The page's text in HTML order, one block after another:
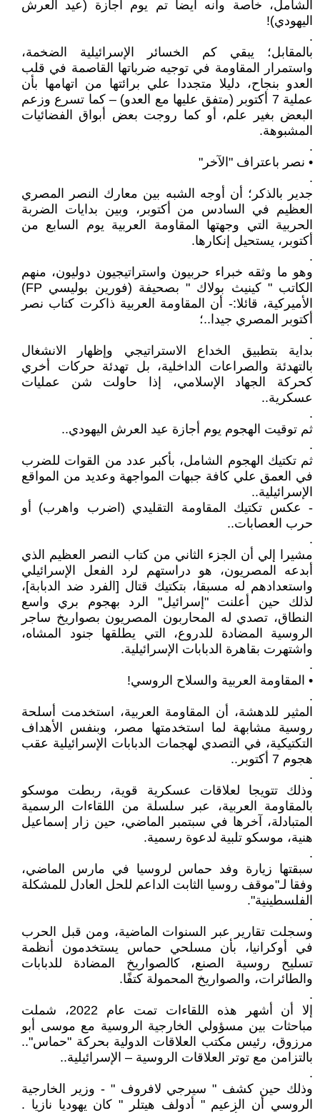
الشامل، خاصة وأنه أيضا تم يوم أجازة (عيد العرش
اليهودي)!
.
بالمقابل؛ يبقي كم الخسائر الإسرائيلية الضخمة،
واستمرار المقاومة في توجيه ضرباتها القاصمة في قلب
العدو بنجاح، دليلا متجددا علي برائتها من اتهامها بأن
عملية 7 أكتوبر (متفق عليها مع العدو) – كما تسرع وزعم
البعض بغير علم، أو كما روجت بعض أبواق الفضائيات
المشبوهة.
.
• نصر باعتراف "الآخر"
.
جدير بالذكر؛ أن أوجه الشبه بين معارك النصر المصري
العظيم في السادس من أكتوبر، وبين بدايات الضربة
الحربية التي وجهتها المقاومة العربية يوم السابع من
أكتوبر، يستحيل إنكارها.
.
وهو ما وثقه خبراء حربيون واستراتيجيون دوليون، منهم
الكاتب " كينيث بولاك " بصحيفة (فورين بوليسي FP)
الأميركية، قائلا:- أن المقاومة العربية ذاكرت كتاب نصر
أكتوبر المصري جيدا..؛
.
بداية بتطبيق الخداع الاستراتيجي وإظهار الانشغال
بالتهدئة والصراعات الداخلية، بل تهدئة حركات أخري
كحركة الجهاد الإسلامي، إذا حاولت شن عمليات
عسكرية..
.
ثم توقيت الهجوم يوم أجازة عيد العرش اليهودي..
.
ثم تكتيك الهجوم الشامل، بأكبر عدد من القوات للضرب
في العمق علي كافة جبهات المواجهة وعديد من المواقع
الإسرائيلية..
- عكس تكتيك المقاومة التقليدي (اضرب واهرب) أو
حرب العصابات..
.
مشيرا إلي أن الجزء الثاني من كتاب النصر العظيم الذي
أبدعه المصريون، هو دراستهم لرد الفعل الإسرائيلي
واستعدادهم له مسبقا، بتكتيك قتال [الفرد ضد الدبابة]،
لذلك حين أعلنت "إسرائيل" الرد بهجوم بري واسع
النطاق، تصدي له المحاربون المصريون بصواريخ ساجر
الروسية المضادة للدروع، التي يطلقها جنود المشاه،
واشتهرت بقاهرة الدبابات الإسرائيلية.
.
• المقاومة العربية والسلاح الروسي!
.
المثير للدهشة، أن المقاومة العربية، استخدمت أسلحة
روسية مشابهة لما استخدمتها مصر، وبنفس الأهداف
التكتيكية، في التصدي لهجمات الدبابات الإسرائيلية عقب
هجوم 7 أكتوبر..
.
وذلك تتويجا لعلاقات عسكرية قوية، ربطت موسكو
بالمقاومة العربية، عبر سلسلة من اللقاءات الرسمية
المتبادلة، آخرها في سبتمبر الماضي، حين زار إسماعيل
هنية، موسكو تلبية لدعوة رسمية.
.
سبقتها زيارة وفد حماس لروسيا في مارس الماضي،
وفقا لـ"موقف روسيا الثابت الداعم للحل العادل للمشكلة
الفلسطينية".
.
وسجلت تقارير عبر السنوات الماضية، ومن قبل الحرب
في أوكرانيا، بأن مسلحي حماس يستخدمون أنظمة
تسليح روسية الصنع، كالصواريخ المضادة للدبابات
والطائرات، والصواريخ المحمولة كتفًا.
.
إلا أن أشهر هذه اللقاءات تمت عام 2022، شملت
مباحثات بين مسؤولي الخارجية الروسية مع موسى أبو
مرزوق، رئيس مكتب العلاقات الدولية بحركة "حماس"..
بالتزامن مع توتر العلاقات الروسية – الإسرائيلية..
.
وذلك حين كشف " سيرجي لافروف " - وزير الخارجية
الروسي أن الزعيم " أدولف هيتلر " كان يهوديا نازيا .